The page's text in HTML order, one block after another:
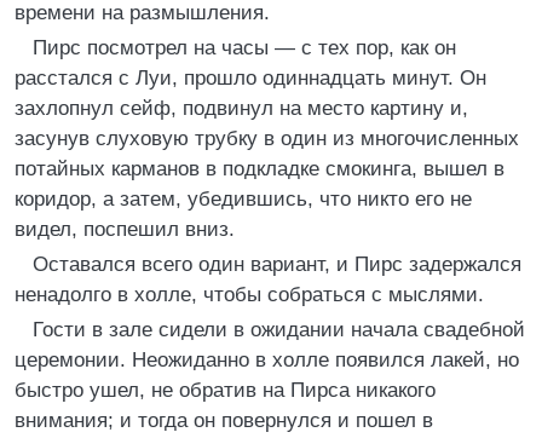
времени на размышления.
Пирс посмотрел на часы — с тех пор, как он
расстался с Луи, прошло одиннадцать минут. Он
захлопнул сейф, подвинул на место картину и,
засунув слуховую трубку в один из многочисленных
потайных карманов в подкладке смокинга, вышел в
коридор, а затем, убедившись, что никто его не
видел, поспешил вниз.
Оставался всего один вариант, и Пирс задержался
ненадолго в холле, чтобы собраться с мыслями.
Гости в зале сидели в ожидании начала свадебной
церемонии. Неожиданно в холле появился лакей, но
быстро ушел, не обратив на Пирса никакого
внимания; и тогда он повернулся и пошел в